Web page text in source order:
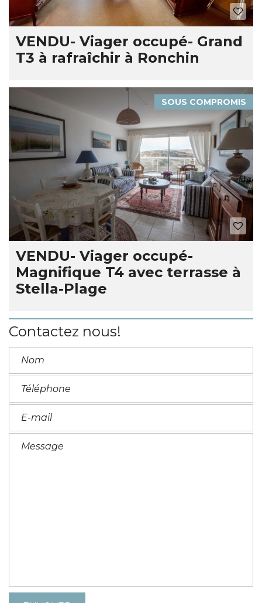
VENDU- Viager occupé- Grand
T3 à rafraîchir à Ronchin
SOUS COMPROMIS
VENDU- Viager occupé-
Magnifique T4 avec terrasse à
Stella-Plage
Contactez nous!